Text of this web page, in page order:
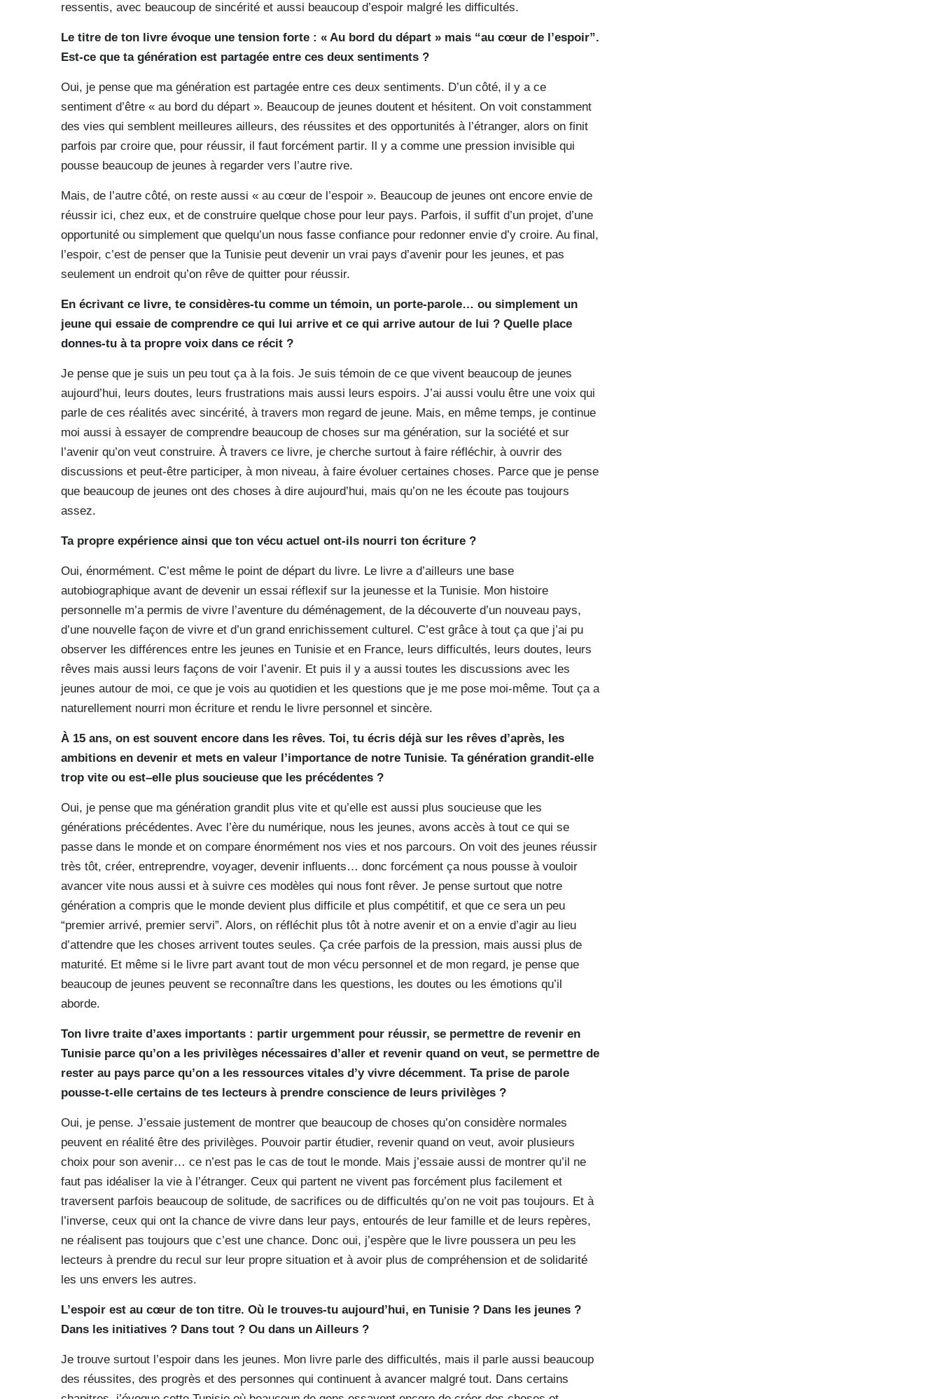
ressentis, avec beaucoup de sincérité et aussi beaucoup d’espoir malgré les difficultés.
Le titre de ton livre évoque une tension forte : « Au bord du départ » mais “au cœur de l’espoir”.
Est-ce que ta génération est partagée entre ces deux sentiments ?
Oui, je pense que ma génération est partagée entre ces deux sentiments. D’un côté, il y a ce
sentiment d’être « au bord du départ ». Beaucoup de jeunes doutent et hésitent. On voit constamment
des vies qui semblent meilleures ailleurs, des réussites et des opportunités à l’étranger, alors on finit
parfois par croire que, pour réussir, il faut forcément partir. Il y a comme une pression invisible qui
pousse beaucoup de jeunes à regarder vers l’autre rive.
Mais, de l’autre côté, on reste aussi « au cœur de l’espoir ». Beaucoup de jeunes ont encore envie de
réussir ici, chez eux, et de construire quelque chose pour leur pays. Parfois, il suffit d’un projet, d’une
opportunité ou simplement que quelqu’un nous fasse confiance pour redonner envie d’y croire. Au final,
l’espoir, c’est de penser que la Tunisie peut devenir un vrai pays d’avenir pour les jeunes, et pas
seulement un endroit qu’on rêve de quitter pour réussir.
En écrivant ce livre, te considères-tu comme un témoin, un porte-parole… ou simplement un
jeune qui essaie de comprendre ce qui lui arrive et ce qui arrive autour de lui ? Quelle place
donnes-tu à ta propre voix dans ce récit ?
Je pense que je suis un peu tout ça à la fois. Je suis témoin de ce que vivent beaucoup de jeunes
aujourd’hui, leurs doutes, leurs frustrations mais aussi leurs espoirs. J’ai aussi voulu être une voix qui
parle de ces réalités avec sincérité, à travers mon regard de jeune. Mais, en même temps, je continue
moi aussi à essayer de comprendre beaucoup de choses sur ma génération, sur la société et sur
l’avenir qu’on veut construire. À travers ce livre, je cherche surtout à faire réfléchir, à ouvrir des
discussions et peut-être participer, à mon niveau, à faire évoluer certaines choses. Parce que je pense
que beaucoup de jeunes ont des choses à dire aujourd’hui, mais qu’on ne les écoute pas toujours
assez.
Ta propre expérience ainsi que ton vécu actuel ont-ils nourri ton écriture ?
Oui, énormément. C’est même le point de départ du livre. Le livre a d’ailleurs une base
autobiographique avant de devenir un essai réflexif sur la jeunesse et la Tunisie. Mon histoire
personnelle m’a permis de vivre l’aventure du déménagement, de la découverte d’un nouveau pays,
d’une nouvelle façon de vivre et d’un grand enrichissement culturel. C’est grâce à tout ça que j’ai pu
observer les différences entre les jeunes en Tunisie et en France, leurs difficultés, leurs doutes, leurs
rêves mais aussi leurs façons de voir l’avenir. Et puis il y a aussi toutes les discussions avec les
jeunes autour de moi, ce que je vois au quotidien et les questions que je me pose moi-même. Tout ça a
naturellement nourri mon écriture et rendu le livre personnel et sincère.
À 15 ans, on est souvent encore dans les rêves. Toi, tu écris déjà sur les rêves d’après, les
ambitions en devenir et mets en valeur l’importance de notre Tunisie. Ta génération grandit-elle
trop vite ou est–elle plus soucieuse que les précédentes ?
Oui, je pense que ma génération grandit plus vite et qu’elle est aussi plus soucieuse que les
générations précédentes. Avec l’ère du numérique, nous les jeunes, avons accès à tout ce qui se
passe dans le monde et on compare énormément nos vies et nos parcours. On voit des jeunes réussir
très tôt, créer, entreprendre, voyager, devenir influents… donc forcément ça nous pousse à vouloir
avancer vite nous aussi et à suivre ces modèles qui nous font rêver. Je pense surtout que notre
génération a compris que le monde devient plus difficile et plus compétitif, et que ce sera un peu
“premier arrivé, premier servi”. Alors, on réfléchit plus tôt à notre avenir et on a envie d’agir au lieu
d’attendre que les choses arrivent toutes seules. Ça crée parfois de la pression, mais aussi plus de
maturité. Et même si le livre part avant tout de mon vécu personnel et de mon regard, je pense que
beaucoup de jeunes peuvent se reconnaître dans les questions, les doutes ou les émotions qu’il
aborde.
Ton livre traite d’axes importants : partir urgemment pour réussir, se permettre de revenir en
Tunisie parce qu’on a les privilèges nécessaires d’aller et revenir quand on veut, se permettre de
rester au pays parce qu’on a les ressources vitales d’y vivre décemment. Ta prise de parole
pousse-t-elle certains de tes lecteurs à prendre conscience de leurs privilèges ?
Oui, je pense. J’essaie justement de montrer que beaucoup de choses qu’on considère normales
peuvent en réalité être des privilèges. Pouvoir partir étudier, revenir quand on veut, avoir plusieurs
choix pour son avenir… ce n’est pas le cas de tout le monde. Mais j’essaie aussi de montrer qu’il ne
faut pas idéaliser la vie à l’étranger. Ceux qui partent ne vivent pas forcément plus facilement et
traversent parfois beaucoup de solitude, de sacrifices ou de difficultés qu’on ne voit pas toujours. Et à
l’inverse, ceux qui ont la chance de vivre dans leur pays, entourés de leur famille et de leurs repères,
ne réalisent pas toujours que c’est une chance. Donc oui, j’espère que le livre poussera un peu les
lecteurs à prendre du recul sur leur propre situation et à avoir plus de compréhension et de solidarité
les uns envers les autres.
L’espoir est au cœur de ton titre. Où le trouves-tu aujourd’hui, en Tunisie ? Dans les jeunes ?
Dans les initiatives ? Dans tout ? Ou dans un Ailleurs ?
Je trouve surtout l’espoir dans les jeunes. Mon livre parle des difficultés, mais il parle aussi beaucoup
des réussites, des progrès et des personnes qui continuent à avancer malgré tout. Dans certains